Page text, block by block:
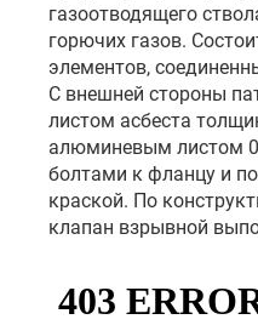
газоотводящего
горючих газов.
элементов,
C внешней стороны
листом асбеста
алюминевым листом
болтами к фланцу и
краской. По
клапан взрывной